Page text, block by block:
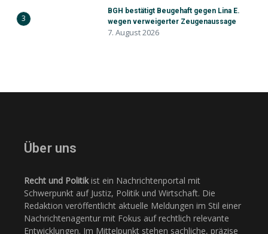
3
BGH bestätigt Beugehaft gegen Lina E.
wegen verweigerter Zeugenaussage
7. August 2026
Über uns
Recht und Politikist ein Nachrichtenportal mit
Schwerpunkt auf Justiz, Politik und Wirtschaft. Die
Redaktion veröffentlicht aktuelle Meldungen im Stil einer
Nachrichtenagentur mit Fokus auf rechtlich relevante
Entwicklungen. Im Mittelpunkt stehen sachliche, präzise